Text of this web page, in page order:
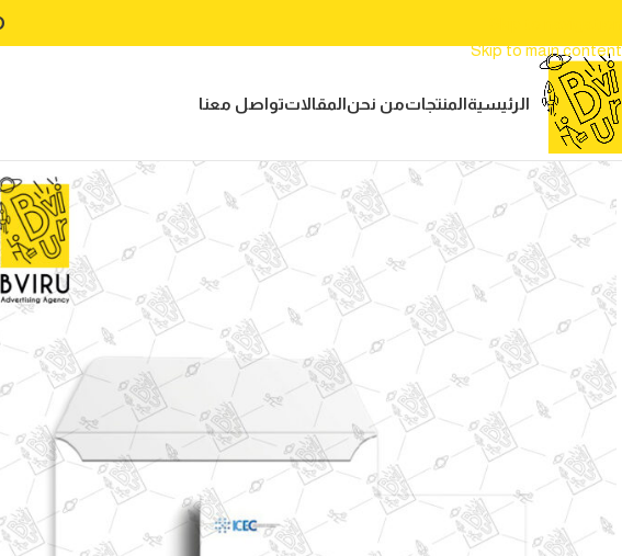
Skip to main content
الرئيسيةالمنتجاتمن نحنالمقالاتتواصل معنا